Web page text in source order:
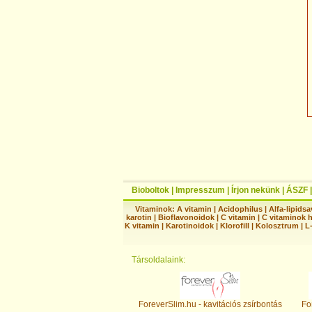
Bioboltok Impresszum Írjon nekünk ÁSZF
Vitaminok: A vitamin | Acidophilus| Alfa-
karotin | Bioflavonoidok | C vitamin | C vitaminok
K vitamin | Karotinoidok | Klorofill | Kolosztrum |
Társoldalaink:
ForeverSlim.hu - kavitációs zsírbontás